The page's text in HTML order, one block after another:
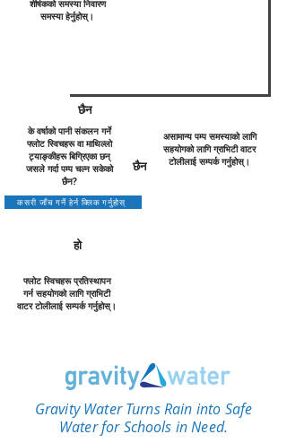
शीर्षकको समस्या निवारण
समस्या हेर्नुहोस्।
छैन
के वर्षाको पानी संकलन गर्ने
फ्लोट स्विचहरू वा माथिल्लो
ट्याङ्कीहरू बिग्रिएका छन्
जसले गर्दा पम्प चल्न सकेको
छैन?
छैन
असामान्य पम्प समस्याको लागि
सहयोगको लागि ग्राभिटी वाटर
टोलीलाई सम्पर्क गर्नुहोस्।
कसरी जाँच गर्ने हेर्न क्लिक गर्नुहोस्
हो
फ्लोट स्विचहरू प्रतिस्थापन
गर्न सहयोगको लागि ग्राभिटी
वाटर टोलीलाई सम्पर्क गर्नुहोस्।
Gravity Water Turns Rain into Safe
Water for Schools in Need.